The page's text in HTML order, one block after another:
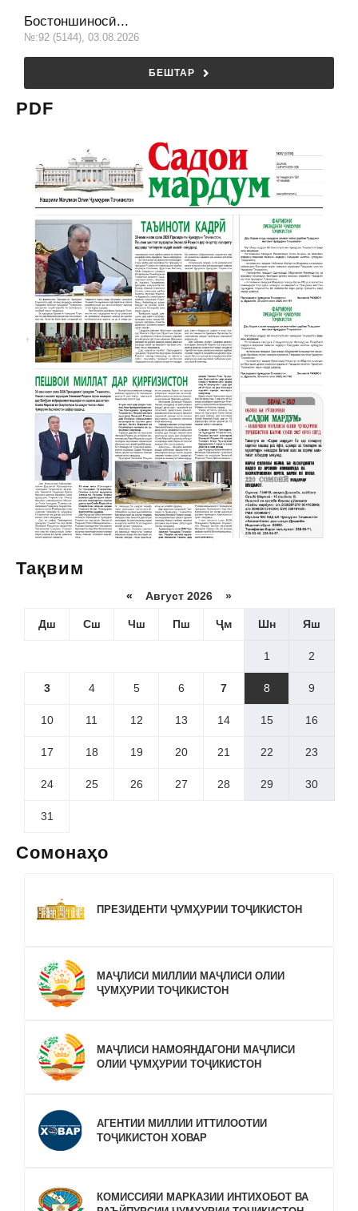
Бостоншиносӣ...
№:92 (5144), 03.08.2026
БЕШТАР
PDF
Тақвим
« Август 2026 »
Дш Сш Чш Пш Ҷм Шн Яш
1 2
3 4 5 6 7 8 9
10 11 12 13 14 15 16
17 18 19 20 21 22 23
24 25 26 27 28 29 30
31
Сомонаҳо
ПРЕЗИДЕНТИ ҶУМҲУРИИ ТОҶИКИСТОН
МАҶЛИСИ МИЛЛИИ МАҶЛИСИ ОЛИИ
ҶУМҲУРИИ ТОҶИКИСТОН
МАҶЛИСИ НАМОЯНДАГОНИ МАҶЛИСИ
ОЛИИ ҶУМҲУРИИ ТОҶИКИСТОН
АГЕНТИИ МИЛЛИИ ИТТИЛООТИИ
ТОҶИКИСТОН ХОВАР
КОМИССИЯИ МАРКАЗИИ ИНТИХОБОТ ВА